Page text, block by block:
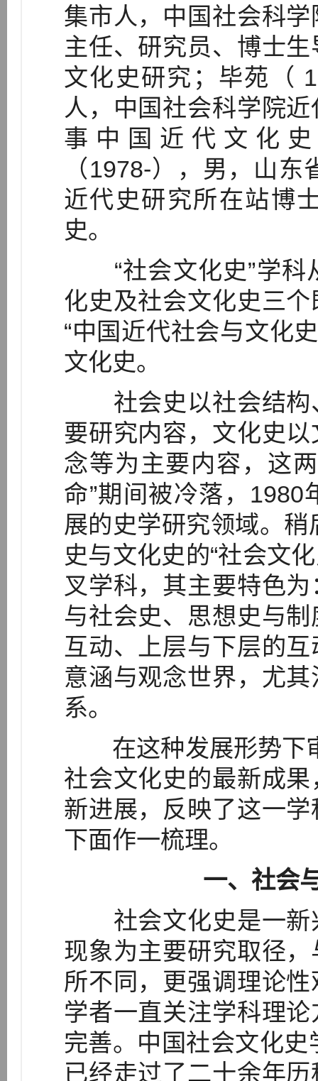
集市人，中国社会科
主任、研究员、博士
文化史研究；毕苑（
人，中国社会科学院
事中国近代文化
（1978-），男，山
近代史研究所在站博
史。
“社会文化史”学科
化史及社会文化史三
“中国近代社会与文化
文化史。
社会史以社会结构
要研究内容，文化史
念等为主要内容，这
命”期间被冷落，
展的史学研究领域。
史与文化史的“社会文
叉学科，其主要特色
与社会史、思想史与
互动、上层与下层的
意涵与观念世界，尤
系。
在这种发展形势下
社会文化史的最新成
新进展，反映了这一
下面作一梳理。
一、社会
社会文化史是一新
现象为主要研究取径
所不同，更强调理论
学者一直关注学科理
完善。中国社会文化
已经走过了二十余年